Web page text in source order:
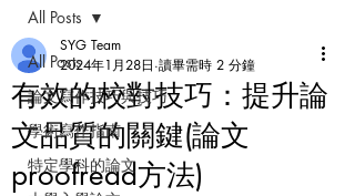
All Posts
論文寫作技巧與技巧
學術寫作指南
特定學科的論文
All Posts
有效的校對技巧：提升論
文品質的關鍵(論文
proofread方法)
SYG Team
2024年1月28日 讀畢需時 2 分鐘